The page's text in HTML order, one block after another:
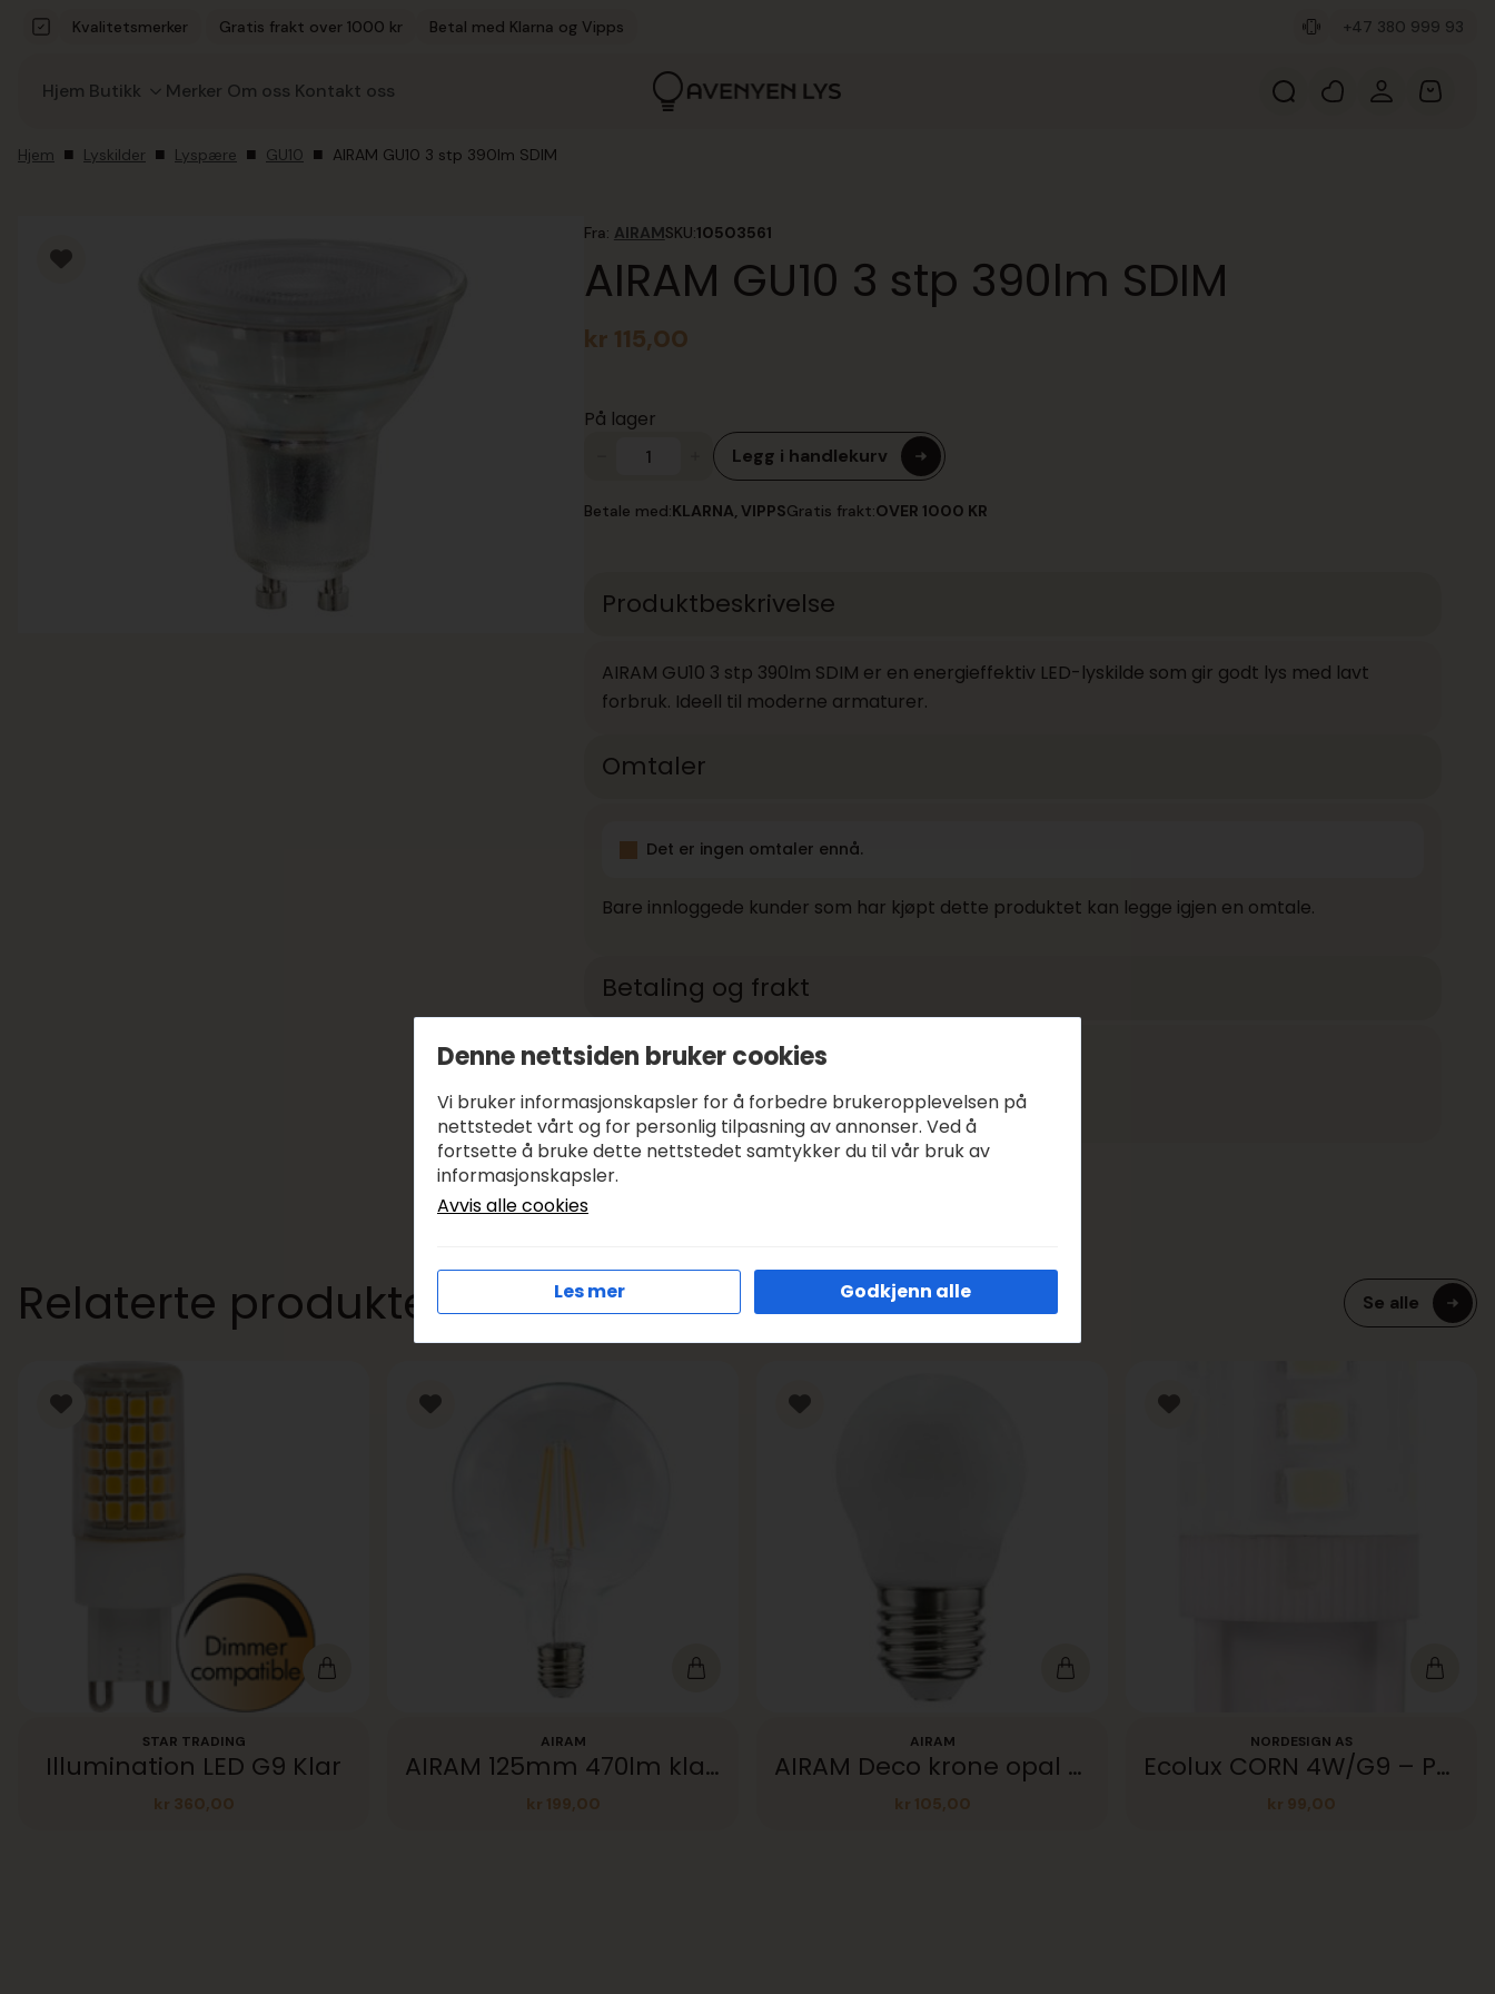
Kvalitetsmerker
Gratis frakt over 1000 kr Betal med Klarna og Vipps +47 380 999 93
Hjem Butikk Merker Om oss Kontakt oss
Hjem Lyskilder Lyspære GU10 AIRAM GU10 3 stp 390lm SDIM
Fra: AIRAMSKU:10503561
AIRAM GU10 3 stp 390lm SDIM
kr 115,00
På lager
stp
Legg i handlekurv
Betale med:KLARNA, VIPPSGratis frakt:OVER 1000 KR
Produktbeskrivelse
AIRAM GU10 3 stp 390lm SDIM er en energieffektiv LED-lyskilde som gir godt lys med lavt
forbruk. Ideell til moderne armaturer.
Omtaler
Det er ingen omtaler ennå.
Bare innloggede kunder som har kjøpt dette produktet kan legge igjen en omtale.
Betaling og frakt
Betale med:KLARNA, VIPPS
Frakt:
GRATIS FRA KR 1000
Relaterte produkter Se alle
STAR TRADING
Illumination LED G9 Klar
kr 360,00
AIRAM
AIRAM 125mm 470lm klar dim
kr 199,00
AIRAM
AIRAM Deco krone opal 470lm 3K E27
kr 105,00
NORDESIGN AS
Ecolux CORN 4W/G9 – PHASE CUT dimmable
kr 99,00
Denne nettsiden bruker cookies
Vi bruker informasjonskapsler for å forbedre brukeropplevelsen på
nettstedet vårt og for personlig tilpasning av annonser. Ved å
fortsette å bruke dette nettstedet samtykker du til vår bruk av
informasjonskapsler.
Avvis alle cookies
Les mer Godkjenn alle